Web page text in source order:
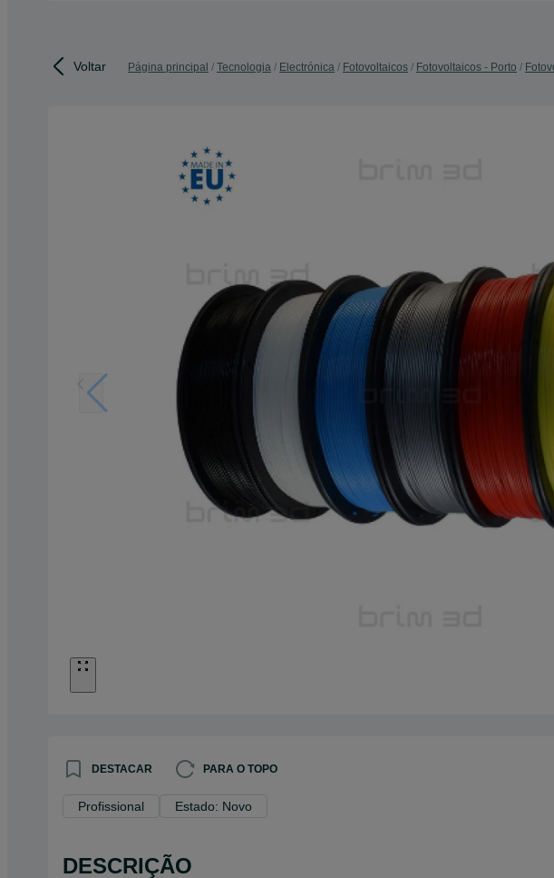
Voltar Página principal Tecnologia Electrónica Fotovoltaicos Fotovoltaicos - Porto
DESTACAR PARA O TOPO
Profissional Estado: Novo
DESCRIÇÃO